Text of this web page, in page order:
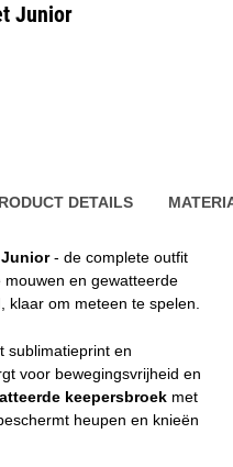
Junior
DETAILS
- de complete outfit
en gewatteerde
klaar om meteen te spelen.
sublimatieprint en
voor bewegingsvrijheid en
keepersbroek met
heupen en knieën